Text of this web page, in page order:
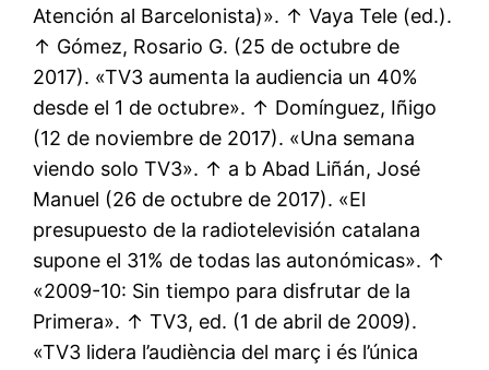
Atención al Barcelonista)». ↑ Vaya Tele (ed.).
↑ Gómez, Rosario G. (25 de octubre de
2017). «TV3 aumenta la audiencia un 40%
desde el 1 de octubre». ↑ Domínguez, Iñigo
(12 de noviembre de 2017). «Una semana
viendo solo TV3». ↑ a b Abad Liñán, José
Manuel (26 de octubre de 2017). «El
presupuesto de la radiotelevisión catalana
supone el 31% de todas las autonómicas». ↑
«2009-10: Sin tiempo para disfrutar de la
Primera». ↑ TV3, ed. (1 de abril de 2009).
«TV3 lidera l’audiència del març i és l’única